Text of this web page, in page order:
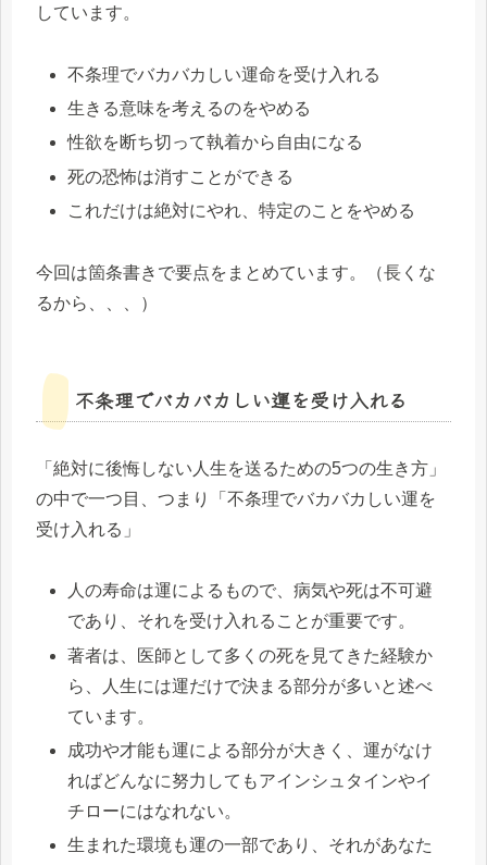
しています。
不条理でバカバカしい運命を受け入れる
生きる意味を考えるのをやめる
性欲を断ち切って執着から自由になる
死の恐怖は消すことができる
これだけは絶対にやれ、特定のことをやめる
今回は箇条書きで要点をまとめています。（長くな
るから、、、）
不条理でバカバカしい運を受け入れる
「絶対に後悔しない人生を送るための5つの生き方」
の中で一つ目、つまり「不条理でバカバカしい運を
受け入れる」
人の寿命は運によるもので、病気や死は不可避
であり、それを受け入れることが重要です。
著者は、医師として多くの死を見てきた経験か
ら、人生には運だけで決まる部分が多いと述べ
ています。
成功や才能も運による部分が大きく、運がなけ
ればどんなに努力してもアインシュタインやイ
チローにはなれない。
生まれた環境も運の一部であり、それがあなた